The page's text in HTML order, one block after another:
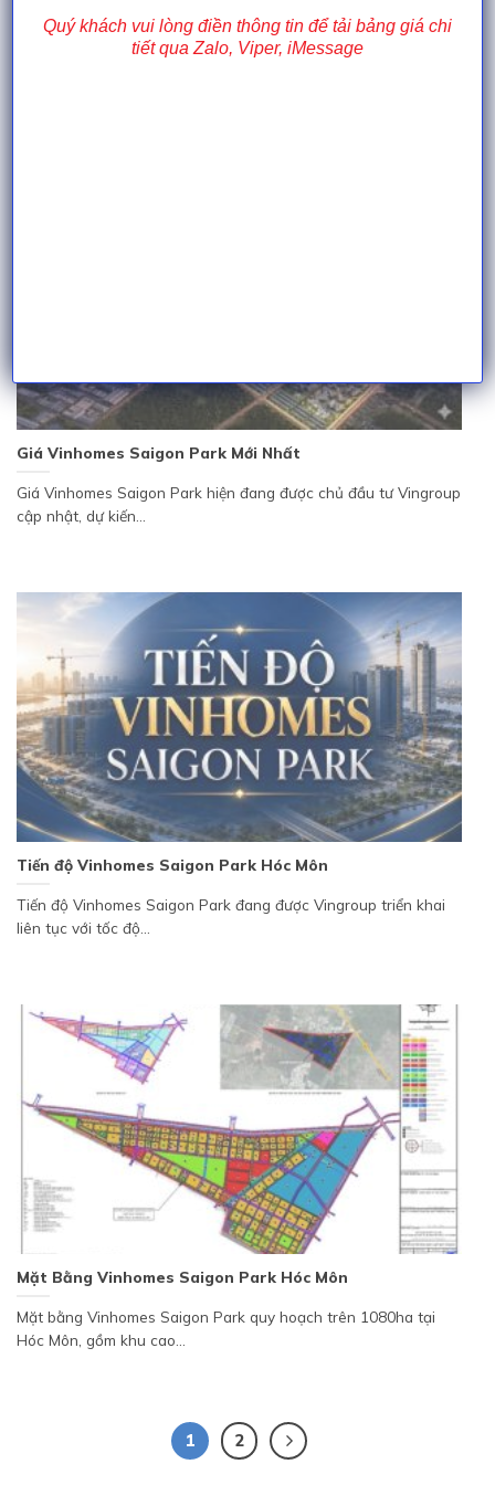
Pháp lý Vinhomes Saigon Park Hóc Môn
Giá Vinhomes Saigon Park Mới Nhất
Giá Vinhomes Saigon Park hiện đang được chủ đầu tư Vingroup
cập nhật, dự kiến...
Tiến độ Vinhomes Saigon Park Hóc Môn
Tiến độ Vinhomes Saigon Park đang được Vingroup triển khai
liên tục với tốc độ...
Mặt Bằng Vinhomes Saigon Park Hóc Môn
Mặt bằng Vinhomes Saigon Park quy hoạch trên 1080ha tại
Hóc Môn, gồm khu cao...
1 2
Quý khách vui lòng điền thông tin để tải bảng giá chi
tiết qua Zalo, Viper, iMessage